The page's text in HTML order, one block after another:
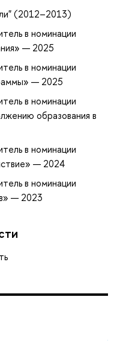
(2012–2013)
в номинации
— 2025
в номинации
— 2025
в номинации
образования в
в номинации
— 2024
в номинации
— 2023